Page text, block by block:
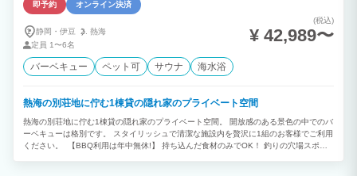
即予約 オンライン決済
静岡・伊豆
熱海
定員 1〜6名
(税込)
¥ 42,989〜
バーベキュー ペット可 サウナ 海水浴
熱海の別荘地に佇む1棟貸の隠れ家のプライベート空間
熱海の別荘地に佇む1棟貸の隠れ家のプライベート空間。 開放感のある景色の中でのバ
ーベキューは格別です。 スタイリッシュで清潔な施設内を贅沢に1組のお客様でご利用
ください。 【BBQ利用は年中無休!】 持ち込んだ食材のみでOK！ 釣りの穴場スポッ